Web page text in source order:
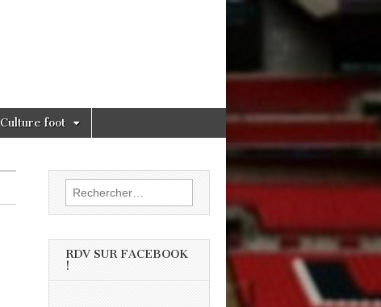
Culture foot
Rechercher :
RDV SUR FACEBOOK
!